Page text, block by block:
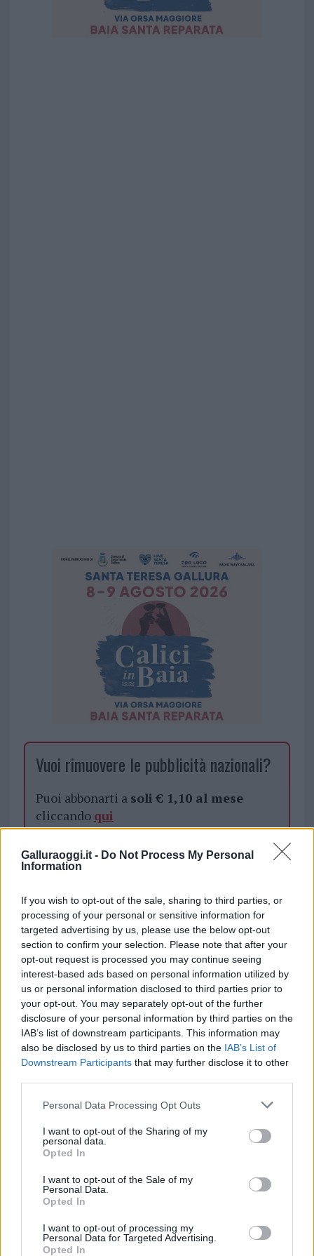
Galluraoggi.it - Do Not Process My Personal
Information
If you wish to opt-out of the sale, sharing to third parties, or
processing of your personal or sensitive information for
targeted advertising by us, please use the below opt-out
section to confirm your selection. Please note that after your
opt-out request is processed you may continue seeing
interest-based ads based on personal information utilized by
us or personal information disclosed to third parties prior to
your opt-out. You may separately opt-out of the further
disclosure of your personal information by third parties on the
IAB’s list of downstream participants. This information may
also be disclosed by us to third parties on the IAB’s List of
Downstream Participants that may further disclose it to other
Please note that this website/app uses one or more Google
not limited to your visit or usage behaviour. You may click to
grant or deny consent to Google and its third-party tags to
use your data for below specified purposes in below Google
consent section.
Personal Data Processing Opt Outs
I want to opt-out of the Sharing of my
personal data.
Opted In
I want to opt-out of the Sale of my
Personal Data.
Opted In
I want to opt-out of processing my
Personal Data for Targeted Advertising.
Opted In
Vuoi rimuovere le pubblicità nazionali?
Puoi abbonarti a soli € 1,10 al mese
cliccando qui
Sei già abbonato?
sezioneLogindal menù del sito o
cliccandoqui
TEMI: Lavori San Teodoro
Notizie Budoni
Notizie San Teodoro
Passaporti San Teodoro
Polis San Teodoro
Poste Budoni
Poste San Teodoro
Poste Sardegna
Notizie in tempo reale?
Entra nel canale telegram di
GalluraOggi.it
Inviaci le tue segnalazioni,
i tuoi video e le tue foto
345 356 7512